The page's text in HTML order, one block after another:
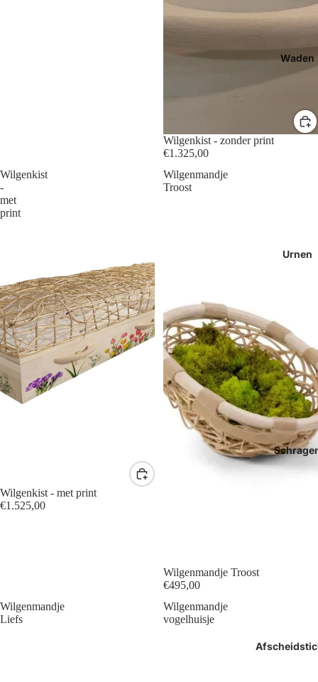
Waden
Urnen
Wilgenkist - zonder print
€1.325,00
Wilgenkist
-
met
print
Wilgenkist - met print
€1.525,00
Wilgenmandje
Troost
Wilgenmandje Troost
€495,00
Wilgenmandje
Liefs
Wilgenmandje
vogelhuisje